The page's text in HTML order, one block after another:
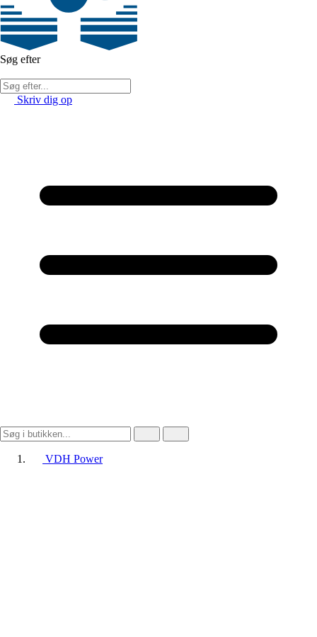
Søg efter
Skriv dig op
VDH Power